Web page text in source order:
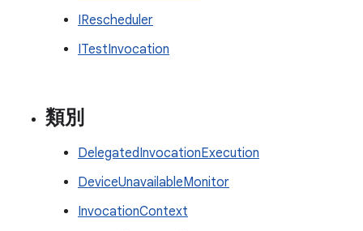
IRescheduler
ITestInvocation
類別
DelegatedInvocationExecution
DeviceUnavailableMonitor
InvocationContext